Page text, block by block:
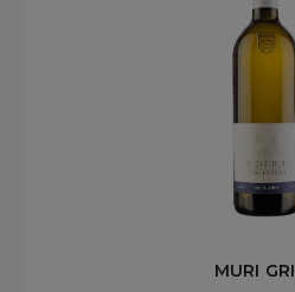
MURI